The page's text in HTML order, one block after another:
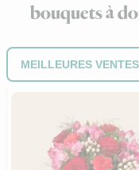
bouquets à